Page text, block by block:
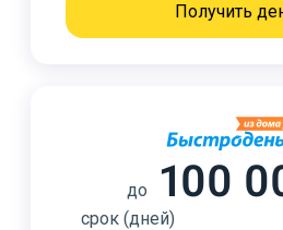
Получить
до 100
срок (дней)